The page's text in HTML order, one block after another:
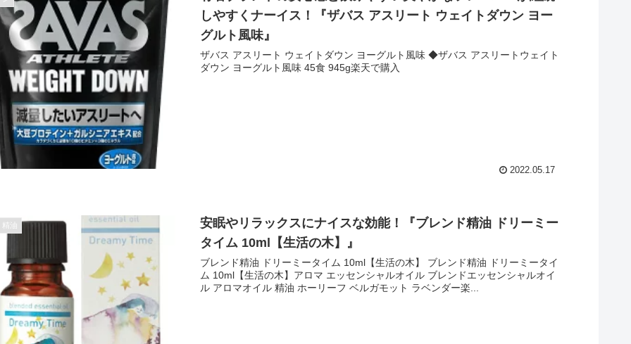
しやすくナーイス！『ザバス アスリート ウェイトダウン ヨー
グルト風味』
ザバス アスリート ウェイトダウン ヨーグルト風味 ◆ザバス アスリートウェイト
ダウン ヨーグルト風味 45食 945g楽天で購入
2022.05.17
精油
安眠やリラックスにナイスな効能！『ブレンド精油 ドリーミー
タイム 10ml【生活の木】』
ブレンド精油 ドリーミータイム 10ml【生活の木】 ブレンド精油 ドリーミータイ
ム 10ml【生活の木】アロマ エッセンシャルオイル ブレンドエッセンシャルオイ
ル アロマオイル 精油 ホーリーフ ベルガモット ラベンダー楽...